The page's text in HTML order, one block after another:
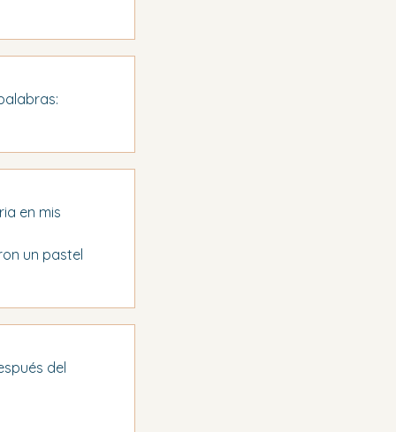
en mis
un pastel
del